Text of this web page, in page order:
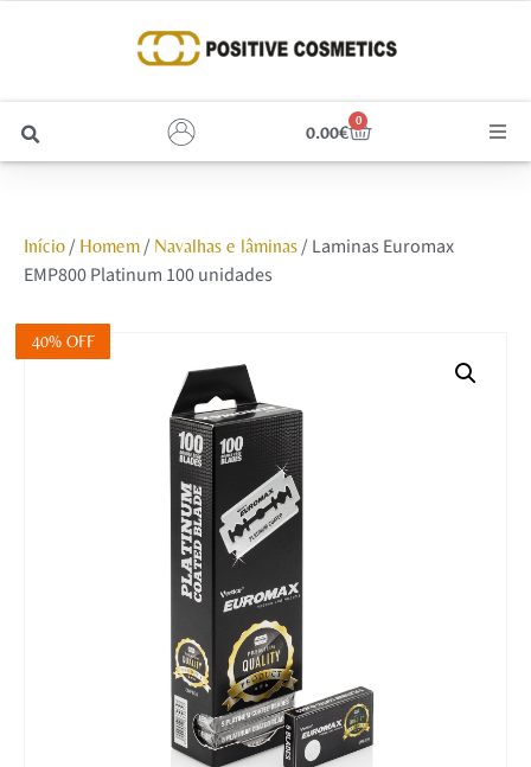
0.00€
0
Unhas
Início/ Homem/ Navalhas e lâminas/ Laminas Euromax
EMP800 Platinum 100 unidades
40% OFF